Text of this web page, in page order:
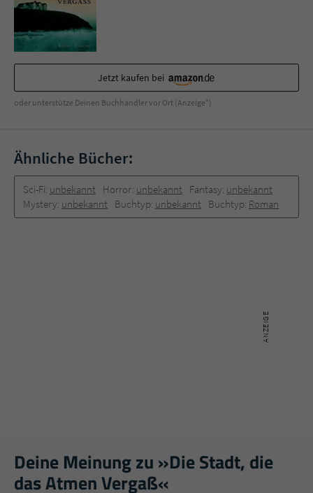
Jetzt kaufen bei
oder unterstütze Deinen Buchhändler vor Ort (Anzeige*)
Ähnliche Bücher:
Sci-Fi: unbekannt Horror: unbekannt Fantasy: unbekannt
Mystery: unbekannt Buchtyp: unbekannt Buchtyp: Roman
Deine Meinung zu »Die Stadt, die
das Atmen Vergaß«